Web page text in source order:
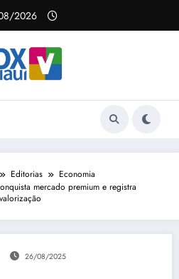
2026
Editorias
Economia
mercado premium e registra
valorização
26/08/2025